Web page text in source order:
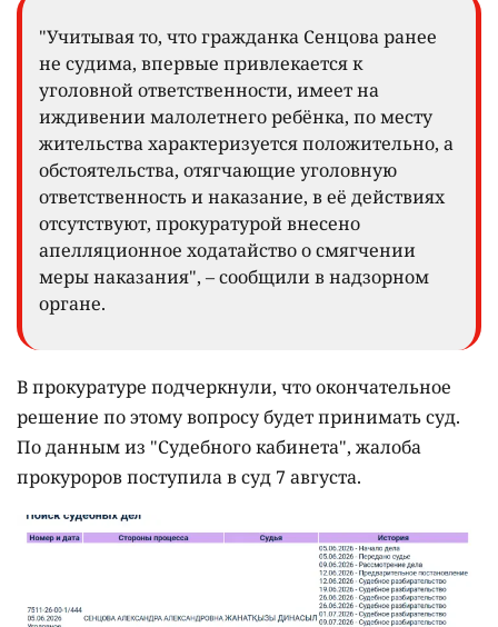
"Учитывая то, что гражданка Сенцова ранее
не судима, впервые привлекается к
уголовной ответственности, имеет на
иждивении малолетнего ребёнка, по месту
жительства характеризуется положительно, а
обстоятельства, отягчающие уголовную
ответственность и наказание, в её действиях
отсутствуют, прокуратурой внесено
апелляционное ходатайство о смягчении
меры наказания", – сообщили в надзорном
органе.
В прокуратуре подчеркнули, что окончательное
решение по этому вопросу будет принимать суд.
По данным из "Судебного кабинета", жалоба
прокуроров поступила в суд 7 августа.